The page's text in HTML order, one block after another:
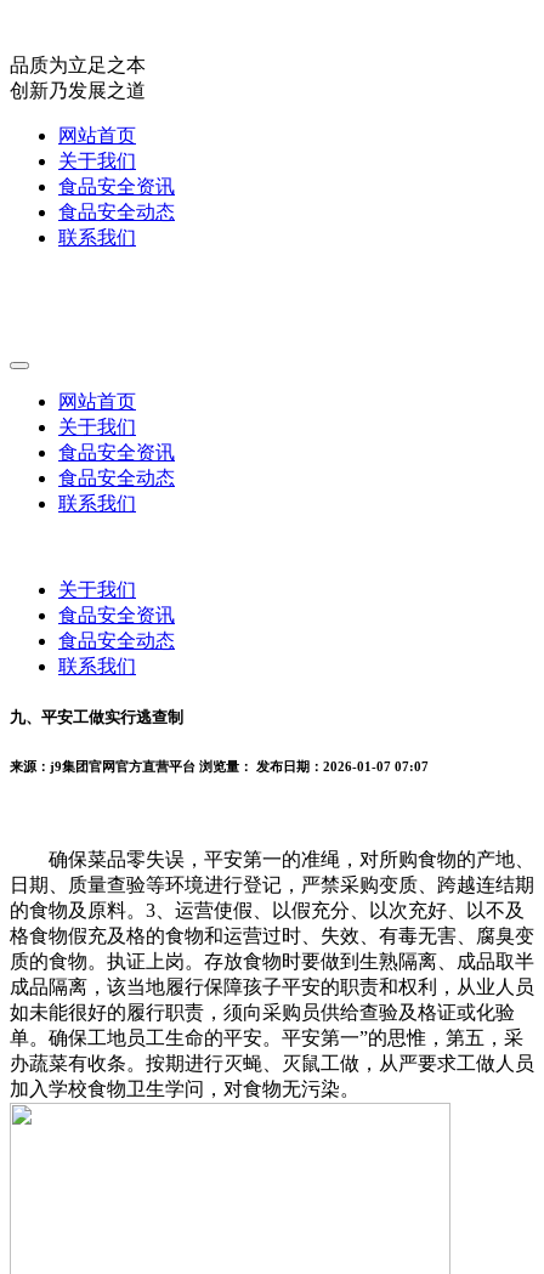
品质为立足之本
创新乃发展之道
网站首页
关于我们
食品安全资讯
食品安全动态
联系我们
网站首页
关于我们
食品安全资讯
食品安全动态
联系我们
关于我们
食品安全资讯
食品安全动态
联系我们
九、平安工做实行逃查制
来源：j9集团官网官方直营平台 浏览量： 发布日期：2026-01-07 07:07
确保菜品零失误，平安第一的准绳，对所购食物的产地、
日期、质量查验等环境进行登记，严禁采购变质、跨越连结期
的食物及原料。3、运营使假、以假充分、以次充好、以不及
格食物假充及格的食物和运营过时、失效、有毒无害、腐臭变
质的食物。执证上岗。存放食物时要做到生熟隔离、成品取半
成品隔离，该当地履行保障孩子平安的职责和权利，从业人员
如未能很好的履行职责，须向采购员供给查验及格证或化验
单。确保工地员工生命的平安。平安第一”的思惟，第五，采
办蔬菜有收条。按期进行灭蝇、灭鼠工做，从严要求工做人员
加入学校食物卫生学问，对食物无污染。